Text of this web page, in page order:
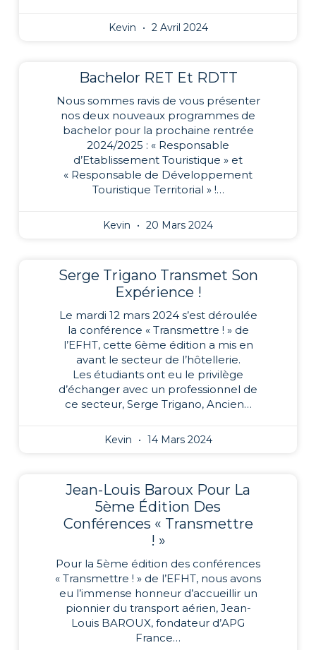
Kevin 2 Avril 2024
Bachelor RET Et RDTT
Nous sommes ravis de vous présenter
nos deux nouveaux programmes de
bachelor pour la prochaine rentrée
2024/2025 : « Responsable
d’Etablissement Touristique » et
« Responsable de Développement
Touristique Territorial » !…
Kevin 20 Mars 2024
Serge Trigano Transmet Son
Expérience !
Le mardi 12 mars 2024 s’est déroulée
la conférence « Transmettre ! » de
l’EFHT, cette 6ème édition a mis en
avant le secteur de l’hôtellerie.
Les étudiants ont eu le privilège
d’échanger avec un professionnel de
ce secteur, Serge Trigano, Ancien…
Kevin 14 Mars 2024
Jean-Louis Baroux Pour La
5ème Édition Des
Conférences « Transmettre
! »
Pour la 5ème édition des conférences
« Transmettre ! » de l’EFHT, nous avons
eu l’immense honneur d’accueillir un
pionnier du transport aérien, Jean-
Louis BAROUX, fondateur d’APG
France…